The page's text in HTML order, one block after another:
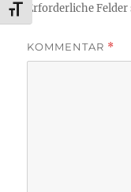
SCHRIFTErforderliche
KOMMENTAR *